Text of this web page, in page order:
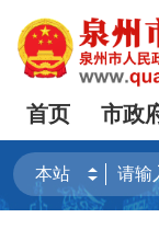
首页 市政